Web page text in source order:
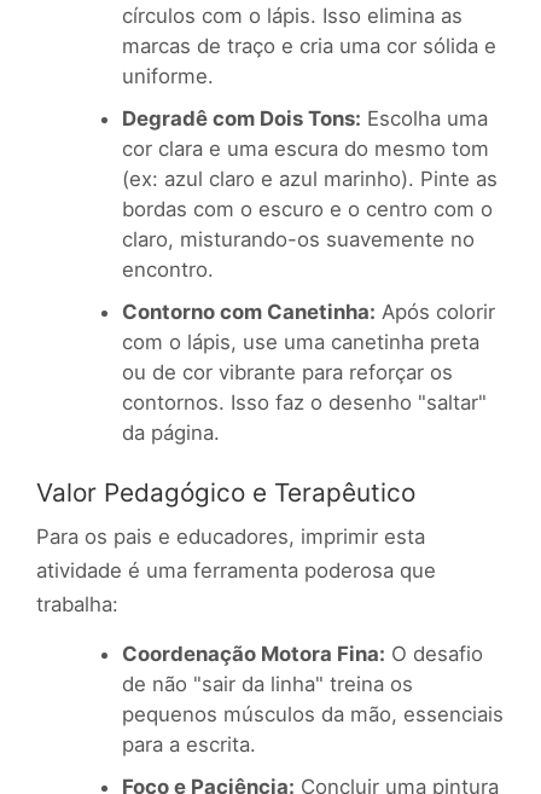
círculos com o lápis. Isso elimina as
marcas de traço e cria uma cor sólida e
uniforme.
Degradê com Dois Tons: Escolha uma
cor clara e uma escura do mesmo tom
(ex: azul claro e azul marinho). Pinte as
bordas com o escuro e o centro com o
claro, misturando-os suavemente no
encontro.
Contorno com Canetinha: Após colorir
com o lápis, use uma canetinha preta
ou de cor vibrante para reforçar os
contornos. Isso faz o desenho "saltar"
da página.
Valor Pedagógico e Terapêutico
Para os pais e educadores, imprimir esta
atividade é uma ferramenta poderosa que
trabalha:
Coordenação Motora Fina: O desafio
de não "sair da linha" treina os
pequenos músculos da mão, essenciais
para a escrita.
Foco e Paciência: Concluir uma pintura